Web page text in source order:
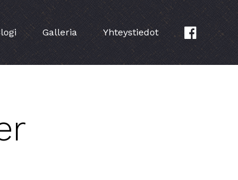
Galleria Yhteystiedot